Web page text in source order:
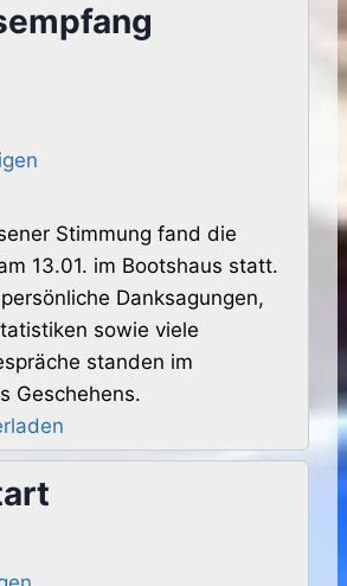
Stimmung fand die
13.01. im Bootshaus statt.
Danksagungen,
sowie viele
standen im
Geschehens.